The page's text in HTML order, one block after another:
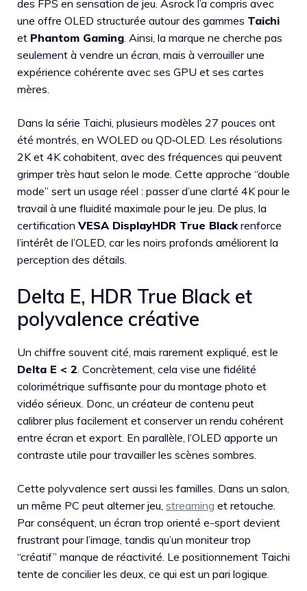
des FPS en sensation de jeu. Asrock l’a compris avec
une offre OLED structurée autour des gammes Taichi
et Phantom Gaming. Ainsi, la marque ne cherche pas
seulement à vendre un écran, mais à verrouiller une
expérience cohérente avec ses GPU et ses cartes
mères.
Dans la série Taichi, plusieurs modèles 27 pouces ont
été montrés, en WOLED ou QD‑OLED. Les résolutions
2K et 4K cohabitent, avec des fréquences qui peuvent
grimper très haut selon le mode. Cette approche “double
mode” sert un usage réel : passer d’une clarté 4K pour le
travail à une fluidité maximale pour le jeu. De plus, la
certification VESA DisplayHDR True Blackrenforce
l’intérêt de l’OLED, car les noirs profonds améliorent la
perception des détails.
Delta E, HDR True Black et
polyvalence créative
Un chiffre souvent cité, mais rarement expliqué, est le
Delta E < 2. Concrètement, cela vise une fidélité
colorimétrique suffisante pour du montage photo et
vidéo sérieux. Donc, un créateur de contenu peut
calibrer plus facilement et conserver un rendu cohérent
entre écran et export. En parallèle, l’OLED apporte un
contraste utile pour travailler les scènes sombres.
Cette polyvalence sert aussi les familles. Dans un salon,
un même PC peut alterner jeu, streaming et retouche.
Par conséquent, un écran trop orienté e-sport devient
frustrant pour l’image, tandis qu’un moniteur trop
“créatif” manque de réactivité. Le positionnement Taichi
tente de concilier les deux, ce qui est un pari logique.